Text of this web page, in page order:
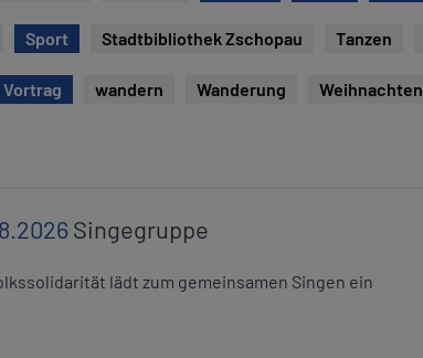
Sport Stadtbibliothek Zschopau Tanzen
Vortrag wandern Wanderung Weihnachten
Singegruppe
lädt zum gemeinsamen Singen ein